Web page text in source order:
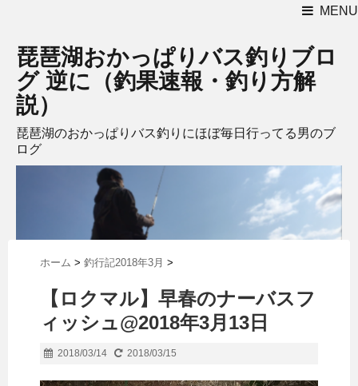
MENU
琵琶湖おかっぱりバス釣りブロ
グ 逆に（釣果速報・釣り方解
説）
琵琶湖のおかっぱりバス釣りにほぼ毎日行ってる男のブ
ログ
ホーム > 釣行記2018年3月 >
【ロクマル】早春のナーバスフ
ィッシュ@2018年3月13日
2018/03/14 2018/03/15